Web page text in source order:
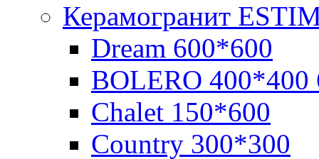
Керамогранит
Dream 600*600
BOLERO 400*400
Chalet 150*600
Cоuntry 300*300